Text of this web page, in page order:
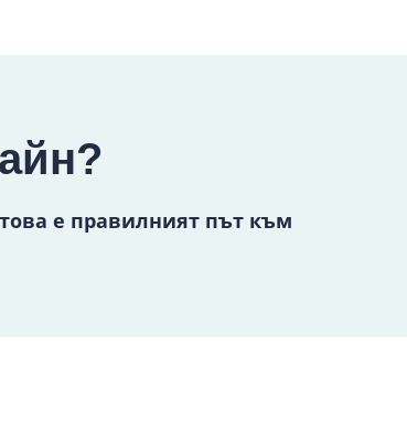
е правилният път към